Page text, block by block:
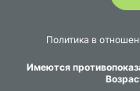
Политика в
Имеются